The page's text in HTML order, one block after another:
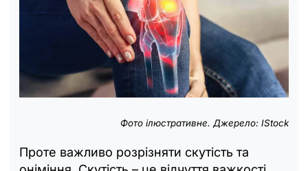
Фото ілюстративне. Джерело: IStock
Проте важливо розрізняти скутість та